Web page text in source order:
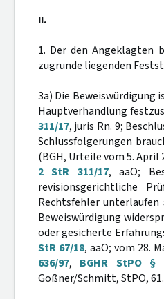
II.
1. Der den Angeklagten
zugrunde liegenden
3a) Die Beweiswürdigung
Hauptverhandlung
311/17, juris Rn. 9;
Schlussfolgerungen
(BGH, Urteile vom 5. April
2 StR 311/17, aaO;
revisionsgerichtliche
Rechtsfehler
Beweiswürdigung
oder gesicherte
StR 67/18, aaO; vom 28.
636/97, BGHR StPO §
Goßner/Schmitt, StPO, 61.